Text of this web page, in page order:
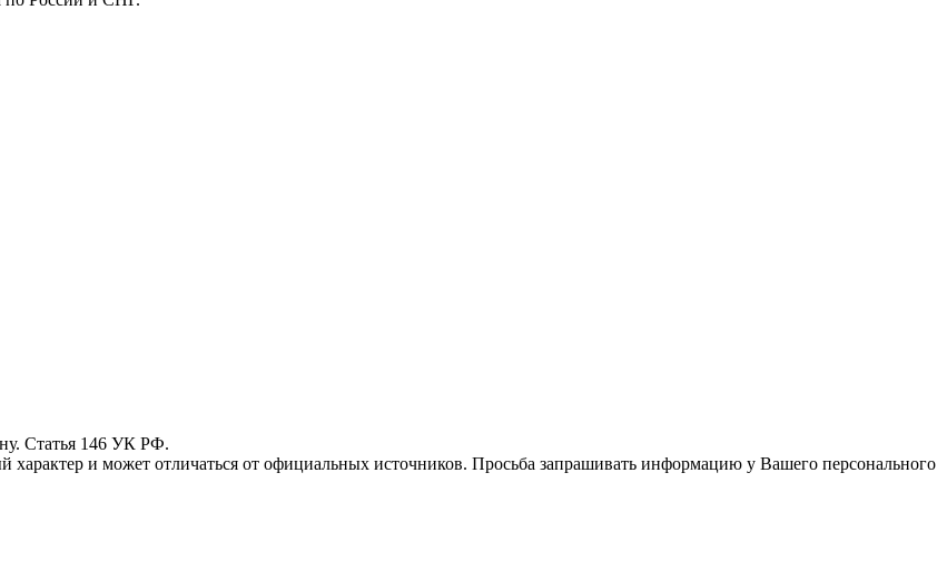
Статья 146 УК РФ.
и может отличаться от официальных источников. Просьба запрашивать информацию у Вашего персонального